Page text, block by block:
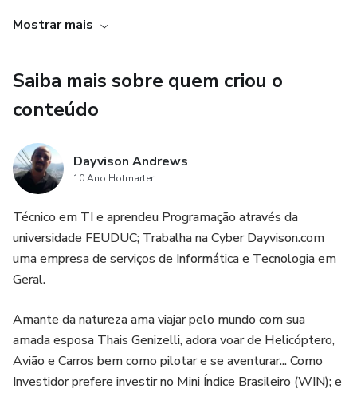
- Clientes Diamante terão acesso Exclusivo e Prioritário
- Terá Acesso exclusivo ao Compartilhamento de SETs
para baixar em🤖sets e discursão-sets do Desenvolvedor
+ 💰 Permissão para Parceria Comissionada, ao qual você
ganhará 25% por Indicação/Adesão. 🤑 🚀🚀🚀
AO COMPRAR A ADESÃO + PLANO VOCÊ DECLARA
QUE ACEITOU OS SEGUINTES TERMOS DE USO:
https://bit.ly/-termos-de-uso
Mostrar mais
Saiba mais sobre quem criou o
conteúdo
Dayvison Andrews
10 Ano Hotmarter
Técnico em TI e aprendeu Programação através da
universidade FEUDUC; Trabalha na Cyber Dayvison.com
uma empresa de serviços de Informática e Tecnologia em
Geral.
Amante da natureza ama viajar pelo mundo com sua
amada esposa Thais Genizelli, adora voar de Helicóptero,
Avião e Carros bem como pilotar e se aventurar... Como
Investidor prefere investir no Mini Índice Brasileiro (WIN); e